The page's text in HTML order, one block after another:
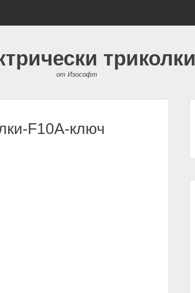
триколки
от Изософт
F10A-ключ